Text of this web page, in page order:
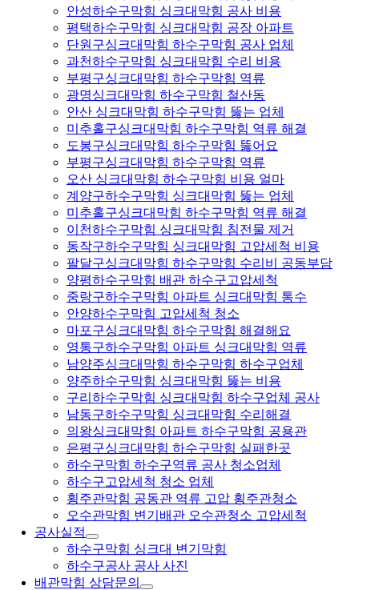
안성하수구막힘 싱크대막힘 공사 비용
평택하수구막힘 싱크대막힘 공장 아파트
단원구싱크대막힘 하수구막힘 공사 업체
과천하수구막힘 싱크대막힘 수리 비용
부평구싱크대막힘 하수구막힘 역류
광명싱크대막힘 하수구막힘 철산동
안산 싱크대막힘 하수구막힘 뚫는 업체
미추홀구싱크대막힘 하수구막힘 역류 해결
도봉구싱크대막힘 하수구막힘 뚫어요
부평구싱크대막힘 하수구막힘 역류
오산 싱크대막힘 하수구막힘 비용 얼마
계양구하수구막힘 싱크대막힘 뚫는 업체
미추홀구싱크대막힘 하수구막힘 역류 해결
이천하수구막힘 싱크대막힘 침전물 제거
동작구하수구막힘 싱크대막힘 고압세척 비용
팔달구싱크대막힘 하수구막힘 수리비 공동부담
양평하수구막힘 배관 하수구고압세척
중랑구하수구막힘 아파트 싱크대막힘 통수
안양하수구막힘 고압세척 청소
마포구싱크대막힘 하수구막힘 해결해요
영통구하수구막힘 아파트 싱크대막힘 역류
남양주싱크대막힘 하수구막힘 하수구업체
양주하수구막힘 싱크대막힘 뚫는 비용
구리하수구막힘 싱크대막힘 하수구업체 공사
남동구하수구막힘 싱크대막힘 수리해결
의왕싱크대막힘 아파트 하수구막힘 공용관
은평구싱크대막힘 하수구막힘 실패한곳
하수구막힘 하수구역류 공사 청소업체
하수구고압세척 청소 업체
횡주관막힘 공동관 역류 고압 횡주관청소
오수관막힘 변기배관 오수관청소 고압세척
공사실적
하수구막힘 싱크대 변기막힘
하수구공사 공사 사진
배관막힘 상담문의